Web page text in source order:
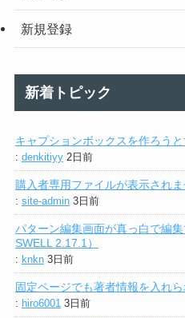
新規登録
新着トピック
キャプションボックスを作ろう
: denkitiyy 2日前
購入者専用ファイルが表示され
: site-admin 3日前
パターン編集画面が真っ白で編
SWELL 2.17.1）
: knkn 3日前
固定ページでも著者情報を入れら
: hiro6001 3日前